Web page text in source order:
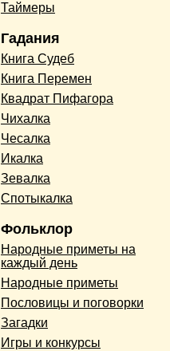
Таймеры
Гадания
Книга Судеб
Книга Перемен
Квадрат Пифагора
Чихалка
Чесалка
Икалка
Зевалка
Спотыкалка
Фольклор
Народные приметы на
каждый день
Народные приметы
Пословицы и поговорки
Загадки
Игры и конкурсы